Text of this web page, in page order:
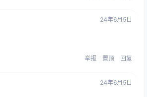
24年6月5日
举报 置顶 回复
24年6月5日